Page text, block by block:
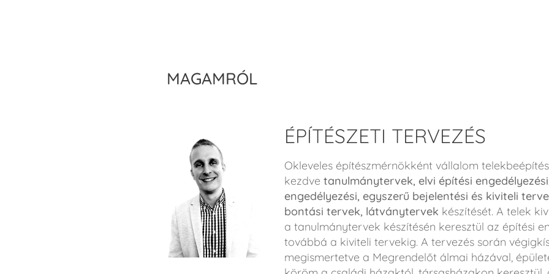
MAGAMRÓL
ÉPÍTÉSZETI TERVEZÉS
Okleveles építészmérnökként vállalom
kezdve tanulmánytervek, elvi építési
engedélyezési, egyszerű bejelentési és kiviteli
bontási tervek, látványtervek készítését. A telek
a tanulmánytervek készítésén keresztül az építési
továbbá a kiviteli tervekig. A tervezés során
megismertetve a Megrendelőt álmai házával,